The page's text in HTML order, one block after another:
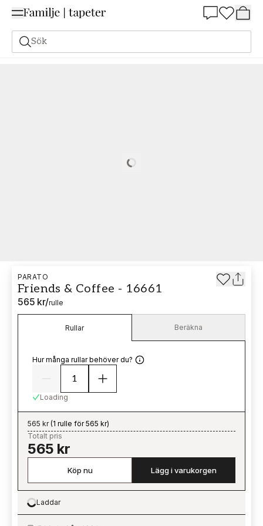
Sök
Friends & Coffee - 16661
Loading…
PARATO
Friends & Coffee - 16661
565 kr/rulle
Rullar Beräkna
Hur många rullar behöver du?
Loading
565 kr(1 rulle för 565 kr)
Totalt pris
565 kr
Köp nu Lägg i varukorgen
Loading…
Laddar